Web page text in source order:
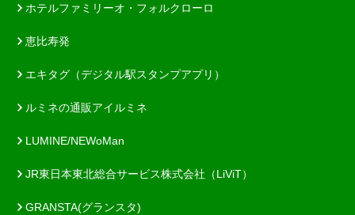
ホテルファミリーオ・フォルクローロ
恵比寿発
エキタグ（デジタル駅スタンプアプリ）
ルミネの通販アイルミネ
LUMINE/NEWoMan
JR東日本東北総合サービス株式会社（LiViT）
GRANSTA(グランスタ)